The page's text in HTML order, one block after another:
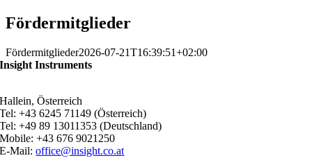
Fördermitglieder
Fördermitglieder2026-07-21T16:39:51+02:00
Insight Instruments
Hallein, Österreich
Tel: +43 6245 71149 (Österreich)
Tel: +49 89 13011353 (Deutschland)
Mobile: +43 676 9021250
E-Mail:office@insight.co.at